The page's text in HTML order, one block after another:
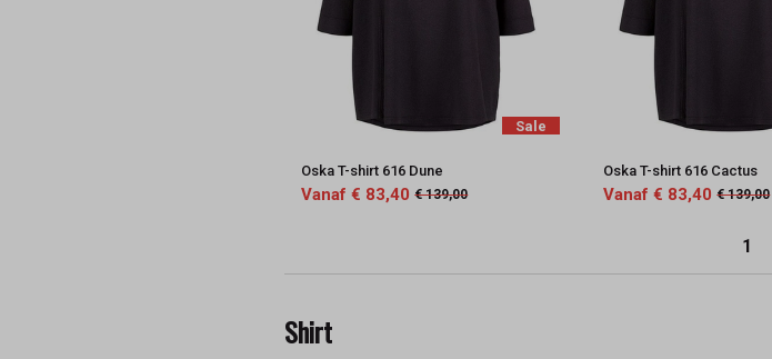
Sale
Oska T-shirt 616 Dune
Vanaf € 83,40 € 139,00
Oska T-shirt 616 Cactus
Vanaf € 83,40 € 139,00
1
Shirt